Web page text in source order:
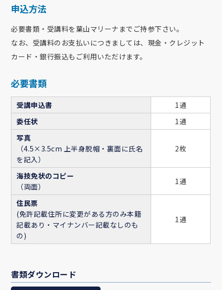
申込方法
必要書類・受講料を葉山マリーナまでご持参下さい。
なお、受講料のお支払いにつきましては、現金・クレジット
カード・銀行振込もご利用いただけます。
必要書類
受講申込書
1通
委任状
1通
写真
（4.5×3.5cm 上半身脱帽・裏面に氏名
を記入）
2枚
海技免状のコピー
（両面）
1通
住民票
(免許記載住所に変更がある方のみ本籍
記載あり・マイナンバー記載なしのも
の)
1通
書類ダウンロード